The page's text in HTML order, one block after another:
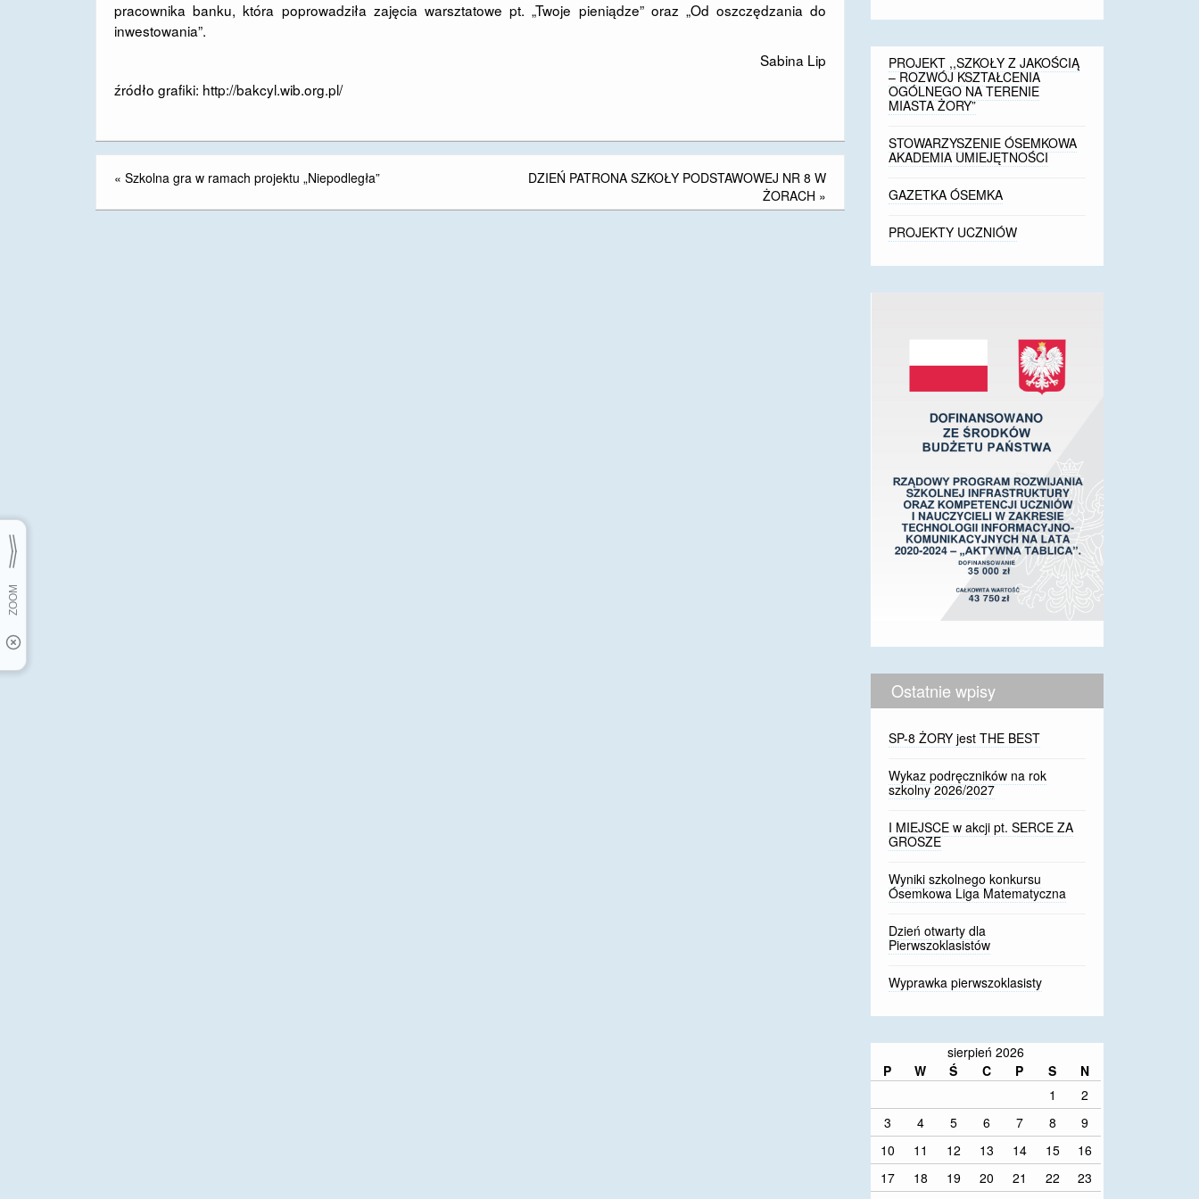
pracownika banku, która poprowadziła zajęcia warsztatowe pt. „Twoje pieniądze” oraz „Od oszczędzania do
inwestowania”.
Sabina Lip
źródło grafiki: http://bakcyl.wib.org.pl/
« Szkolna gra w ramach projektu „Niepodległa”
DZIEŃ PATRONA SZKOŁY PODSTAWOWEJ NR 8 W
ŻORACH »
PROJEKT ,,SZKOŁY Z JAKOŚCIĄ
– ROZWÓJ KSZTAŁCENIA
OGÓLNEGO NA TERENIE
MIASTA ŻORY”
STOWARZYSZENIE ÓSEMKOWA
AKADEMIA UMIEJĘTNOŚCI
GAZETKA ÓSEMKA
PROJEKTY UCZNIÓW
Ostatnie wpisy
SP-8 ŻORY jest THE BEST
Wykaz podręczników na rok
szkolny 2026/2027
I MIEJSCE w akcji pt. SERCE ZA
GROSZE
Wyniki szkolnego konkursu
Ósemkowa Liga Matematyczna
Dzień otwarty dla
Pierwszoklasistów
Wyprawka pierwszoklasisty
sierpień 2026
P
W Ś C P S
N
1
2
3
4 5 6 7 8
9
10
11 12 13 14 15
16
17
18 19 20 21 22
23